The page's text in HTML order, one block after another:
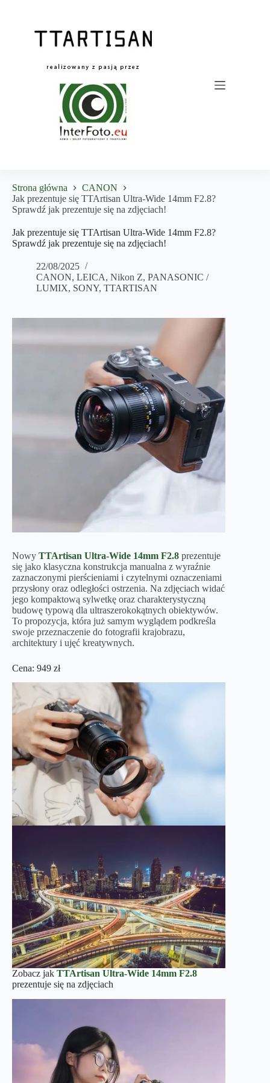
Strona główna
CANON
Jak prezentuje się TTArtisan Ultra-Wide 14mm F2.8?
Sprawdź jak prezentuje się na zdjęciach!
Jak prezentuje się TTArtisan Ultra-Wide 14mm F2.8?
Sprawdź jak prezentuje się na zdjęciach!
22/08/2025
CANON, LEICA, Nikon Z, PANASONIC /
LUMIX, SONY, TTARTISAN
Nowy TTArtisan Ultra-Wide 14mm F2.8 prezentuje
się jako klasyczna konstrukcja manualna z wyraźnie
zaznaczonymi pierścieniami i czytelnymi oznaczeniami
przysłony oraz odległości ostrzenia. Na zdjęciach widać
jego kompaktową sylwetkę oraz charakterystyczną
budowę typową dla ultraszerokokątnych obiektywów.
To propozycja, która już samym wyglądem podkreśla
swoje przeznaczenie do fotografii krajobrazu,
architektury i ujęć kreatywnych.
Cena: 949 zł
Zobacz jak TTArtisan Ultra-Wide 14mm F2.8
prezentuje się na zdjęciach